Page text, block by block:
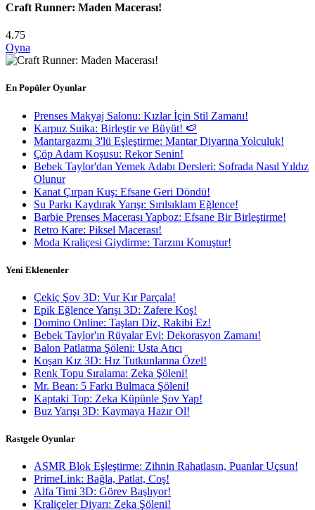
Craft Runner: Maden Macerası!
4.75
Oyna
En Popüler Oyunlar
Prenses Makyaj Salonu: Kızlar İçin Stil Zamanı!
Karpuz Suika: Birleştir ve Büyüt! 🍉
Mantargazmı 3'lü Eşleştirme: Mantar Diyarına Yolculuk!
Çöp Adam Koşusu: Rekor Senin!
Bebek Taylor'dan Yemek Adabı Dersleri: Sofrada Nasıl Yıldız
Olunur
Kanat Çırpan Kuş: Efsane Geri Döndü!
Su Parkı Kaydırak Yarışı: Sırılsıklam Eğlence!
Barbie Prenses Macerası Yapboz: Efsane Bir Birleştirme!
Retro Kare: Piksel Macerası!
Moda Kraliçesi Giydirme: Tarzını Konuştur!
Yeni Eklenenler
Çekiç Şov 3D: Vur Kır Parçala!
Epik Eğlence Yarışı 3D: Zafere Koş!
Domino Online: Taşları Diz, Rakibi Ez!
Bebek Taylor'ın Rüyalar Evi: Dekorasyon Zamanı!
Balon Patlatma Şöleni: Usta Atıcı
Koşan Kız 3D: Hız Tutkunlarına Özel!
Renk Topu Sıralama: Zeka Şöleni!
Mr. Bean: 5 Farkı Bulmaca Şöleni!
Kaptaki Top: Zeka Küpünle Şov Yap!
Buz Yarışı 3D: Kaymaya Hazır Ol!
Rastgele Oyunlar
ASMR Blok Eşleştirme: Zihnin Rahatlasın, Puanlar Uçsun!
PrimeLink: Bağla, Patlat, Coş!
Alfa Timi 3D: Görev Başlıyor!
Kraliçeler Diyarı: Zeka Şöleni!